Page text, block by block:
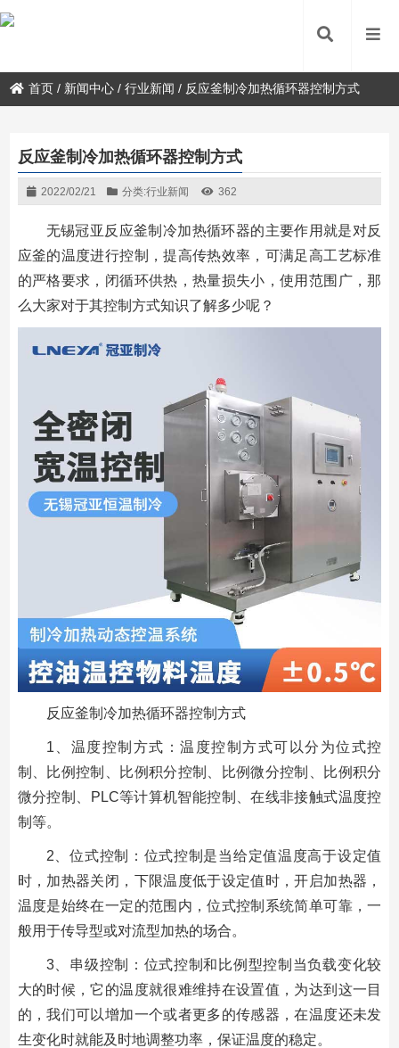
首页 / 新闻中心 /行业新闻 / 反应釜制冷加热循环器控制方式
反应釜制冷加热循环器控制方式
2022/02/21 分类:行业新闻 362
无锡冠亚反应釜制冷加热循环器的主要作用就是对反
应釜的温度进行控制，提高传热效率，可满足高工艺标准
的严格要求，闭循环供热，热量损失小，使用范围广，那
么大家对于其控制方式知识了解多少呢？
反应釜制冷加热循环器控制方式
1、温度控制方式：温度控制方式可以分为位式控
制、比例控制、比例积分控制、比例微分控制、比例积分
微分控制、PLC等计算机智能控制、在线非接触式温度控
制等。
2、位式控制：位式控制是当给定值温度高于设定值
时，加热器关闭，下限温度低于设定值时，开启加热器，
温度是始终在一定的范围内，位式控制系统简单可靠，一
般用于传导型或对流型加热的场合。
3、串级控制：位式控制和比例型控制当负载变化较
大的时候，它的温度就很难维持在设置值，为达到这一目
的，我们可以增加一个或者更多的传感器，在温度还未发
生变化时就能及时地调整功率，保证温度的稳定。